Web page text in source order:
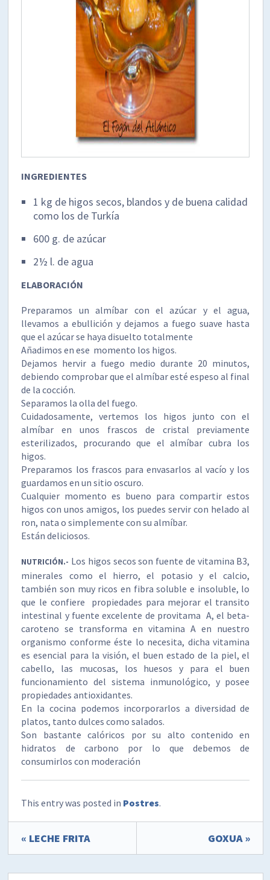
INGREDIENTES
1 kg de higos secos, blandos y de buena calidad
como los de Turkía
600 g. de azúcar
2½ l. de agua
ELABORACIÓN
Preparamos un almíbar con el azúcar y el agua,
llevamos a ebullición y dejamos a fuego suave hasta
que el azúcar se haya disuelto totalmente
Añadimos en ese momento los higos.
Dejamos hervir a fuego medio durante 20 minutos,
debiendo comprobar que el almíbar esté espeso al final
de la cocción.
Separamos la olla del fuego.
Cuidadosamente, vertemos los higos junto con el
almíbar en unos frascos de cristal previamente
esterilizados, procurando que el almíbar cubra los
higos.
Preparamos los frascos para envasarlos al vacío y los
guardamos en un sitio oscuro.
Cualquier momento es bueno para compartir estos
higos con unos amigos, los puedes servir con helado al
ron, nata o simplemente con su almíbar.
Están deliciosos.
NUTRICIÓN.- Los higos secos son fuente de vitamina B3,
minerales como el hierro, el potasio y el calcio,
también son muy ricos en fibra soluble e insoluble, lo
que le confiere propiedades para mejorar el transito
intestinal y fuente excelente de provitama A, el beta-
caroteno se transforma en vitamina A en nuestro
organismo conforme éste lo necesita, dicha vitamina
es esencial para la visión, el buen estado de la piel, el
cabello, las mucosas, los huesos y para el buen
funcionamiento del sistema inmunológico, y posee
propiedades antioxidantes.
En la cocina podemos incorporarlos a diversidad de
platos, tanto dulces como salados.
Son bastante calóricos por su alto contenido en
hidratos de carbono por lo que debemos de
consumirlos con moderación
This entry was posted in Postres.
« LECHE FRITA GOXUA »